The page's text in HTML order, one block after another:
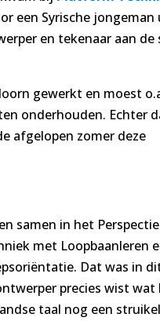
een Syrische jongeman
en tekenaar aan de
gewerkt en moest
onderhouden. Echter
afgelopen zomer deze
samen in het
met Loopbaanleren
Dat was in
precies wist wat
taal nog een